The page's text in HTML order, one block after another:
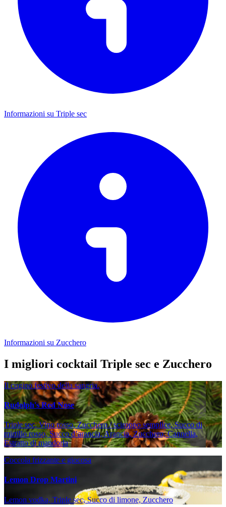
Informazioni su Triple sec
Informazioni su Zucchero
I migliori cocktail Triple sec e Zucchero
Il cugino festivo della sangria.
Rudolph's Red Nose
Triple sec, Vino rosso, Zucchero / sciroppo semplice, Succo di
mirtillo rosso, Succo d’arancia, Arancia, Zucchero, Cannella,
Estratto di mandorla
Coccola frizzante e giocosa
Lemon Drop Martini
Lemon vodka, Triple sec, Succo di limone, Zucchero